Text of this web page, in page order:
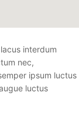
interdum
nec,
ipsum luctus
luctus